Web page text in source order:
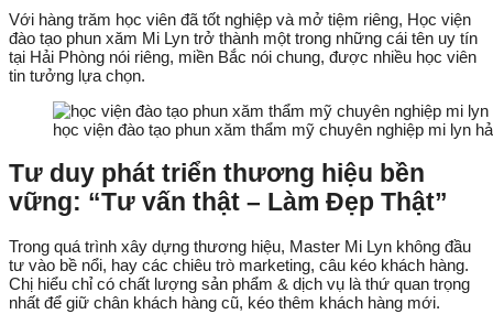
Với hàng trăm học viên đã tốt nghiệp và mở tiệm riêng, Học viện
đào tạo phun xăm Mi Lyn trở thành một trong những cái tên uy tín
tại Hải Phòng nói riêng, miền Bắc nói chung, được nhiều học viên
tin tưởng lựa chọn.
học viện đào tạo phun xăm thẩm mỹ chuyên nghiệp mi lyn
Tư duy phát triển thương hiệu bền
vững: “Tư vấn thật – Làm Đẹp Thật”
Trong quá trình xây dựng thương hiệu, Master Mi Lyn không đầu
tư vào bề nổi, hay các chiêu trò marketing, câu kéo khách hàng.
Chị hiểu chỉ có chất lượng sản phẩm & dịch vụ là thứ quan trọng
nhất để giữ chân khách hàng cũ, kéo thêm khách hàng mới.